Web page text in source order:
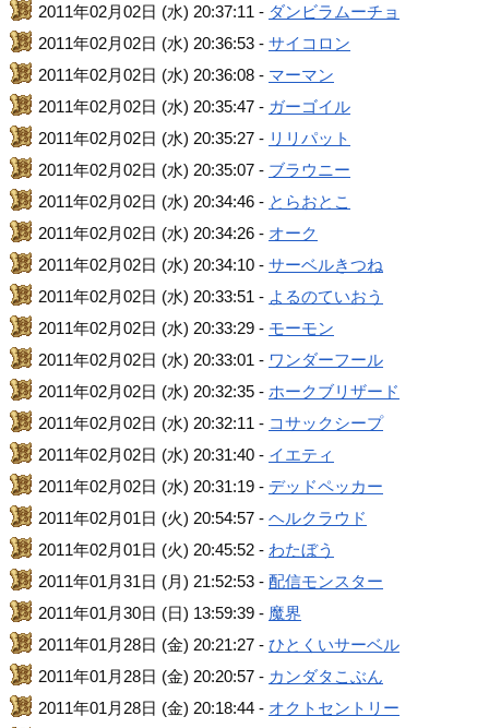
2011年02月02日 (水) 20:37:11 - ダンビラムーチョ
2011年02月02日 (水) 20:36:53 -サイコロン
2011年02月02日 (水) 20:36:08 - マーマン
2011年02月02日 (水) 20:35:47 - ガーゴイル
2011年02月02日 (水) 20:35:27 - リリパット
2011年02月02日 (水) 20:35:07 - ブラウニー
2011年02月02日 (水) 20:34:46 - とらおとこ
2011年02月02日 (水) 20:34:26 - オーク
2011年02月02日 (水) 20:34:10 -サーベルきつね
2011年02月02日 (水) 20:33:51 - よるのていおう
2011年02月02日 (水) 20:33:29 - モーモン
2011年02月02日 (水) 20:33:01 - ワンダーフール
2011年02月02日 (水) 20:32:35 - ホークブリザード
2011年02月02日 (水) 20:32:11 - コサックシープ
2011年02月02日 (水) 20:31:40 - イエティ
2011年02月02日 (水) 20:31:19 - デッドペッカー
2011年02月01日 (火) 20:54:57 -ヘルクラウド
2011年02月01日 (火) 20:45:52 - わたぼう
2011年01月31日 (月) 21:52:53 -配信モンスター
2011年01月30日 (日) 13:59:39 - 魔界
2011年01月28日 (金) 20:21:27 -ひとくいサーベル
2011年01月28日 (金) 20:20:57 - カンダタこぶん
2011年01月28日 (金) 20:18:44 - オクトセントリー